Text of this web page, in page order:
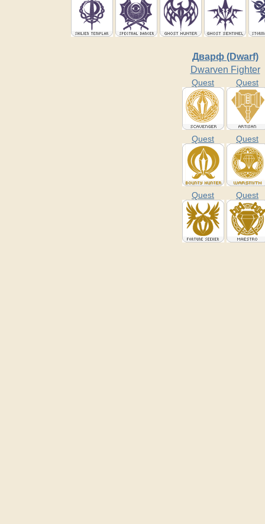
Дварф (Dwarf)
Dwarven Fighter
Quest Quest
Quest Quest
Quest Quest